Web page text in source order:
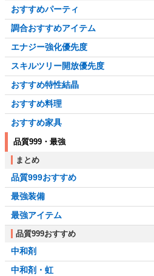
おすすめパーティ
調合おすすめアイテム
エナジー強化優先度
スキルツリー開放優先度
おすすめ特性結晶
おすすめ料理
おすすめ家具
品質999・最強
まとめ
品質999おすすめ
最強装備
最強アイテム
品質999おすすめ
中和剤
中和剤・虹